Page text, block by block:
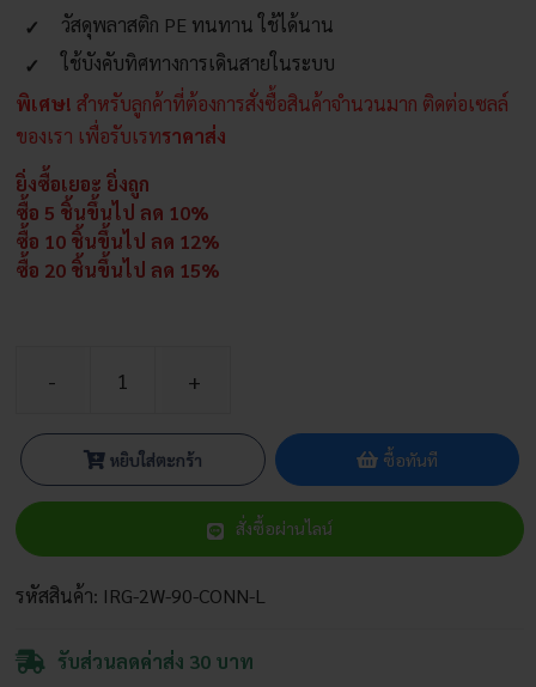
วัสดุพลาสติก PE ทนทาน ใช้ได้นาน
ใช้บังคับทิศทางการเดินสายในระบบ
พิเศษ! สำหรับลูกค้าที่ต้องการสั่งซื้อสินค้าจำนวนมาก ติดต่อเซลล์
ของเรา เพื่อรับเรทราคาส่ง
ยิ่งซื้อเยอะ ยิ่งถูก
ซื้อ 5 ชิ้นขึ้นไป ลด 10%
ซื้อ 10 ชิ้นขึ้นไป ลด 12%
ซื้อ 20 ชิ้นขึ้นไป ลด 15%
จำนวน
ต่อ
งอ
90
สาย
ไมโคร
เกลียว
หยิบใส่ตะกร้า ซื้อทันที
สั่งซื้อผ่านไลน์
รหัสสินค้า: IRG-2W-90-CONN-L
รับส่วนลดค่าส่ง 30 บาท